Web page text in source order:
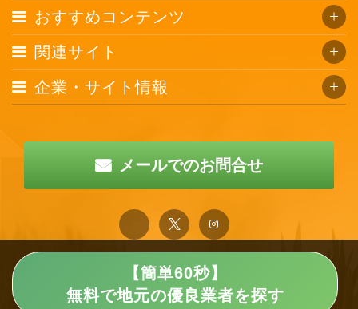
【簡単60秒】
無料で地元の優良業者を探す
おすすめコンテンツ
関連サイト
企業・サイト情報
メールでのお問合せ